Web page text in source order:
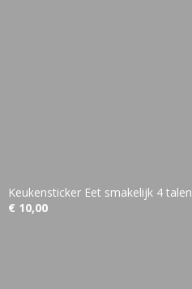
Keukensticker Eet smakelijk 4 talen
€ 10,00